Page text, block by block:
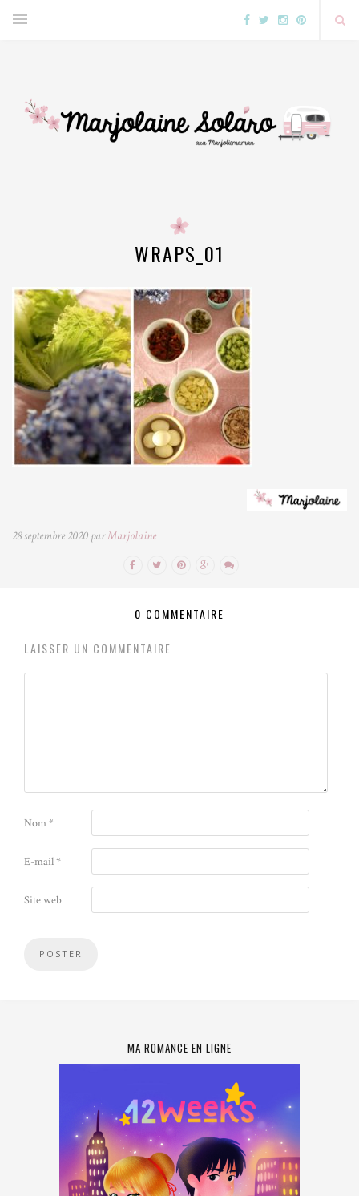
WRAPS_01
28 septembre 2020 parMarjolaine
0 COMMENTAIRE
LAISSER UN COMMENTAIRE
Nom*
E-mail*
Site web
MA ROMANCE EN LIGNE